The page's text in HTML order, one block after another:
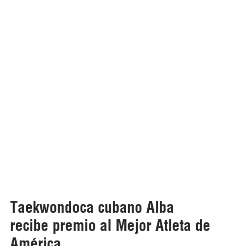
Taekwondoca cubano Alba
recibe premio al Mejor Atleta de